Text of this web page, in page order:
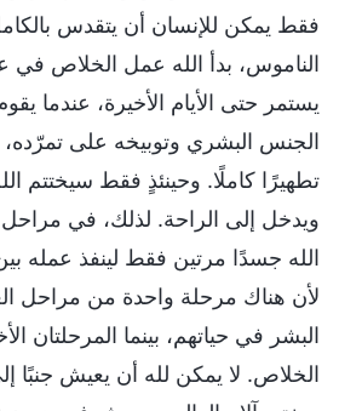
فقط يمكن للإنسان أن يتقدس
الناموس، بدأ الله عمل الخلاص في
يستمر حتى الأيام الأخيرة، عندما
الجنس البشري وتوبيخه على تمرّده،
تطهيرًا كاملًا. وحينئذٍ فقط سيختتم
ويدخل إلى الراحة. لذلك، في مراحل
الله جسدًا مرتين فقط لينفذ عمله
لأن هناك مرحلة واحدة من مراحل
البشر في حياتهم، بينما المرحلتان
الخلاص. لا يمكن لله أن يعيش جنبًا